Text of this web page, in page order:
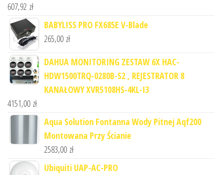
607,92 zł
BABYLISS PRO FX685E V-Blade
265,00 zł
DAHUA MONITORING ZESTAW 6X HAC-
HDW1500TRQ-0280B-S2 , REJESTRATOR 8
KANAŁOWY XVR5108HS-4KL-I3
4151,00 zł
Aqua Solution Fontanna Wody Pitnej Aqf200
Montowana Przy Ścianie
2583,00 zł
Ubiquiti UAP-AC-PRO